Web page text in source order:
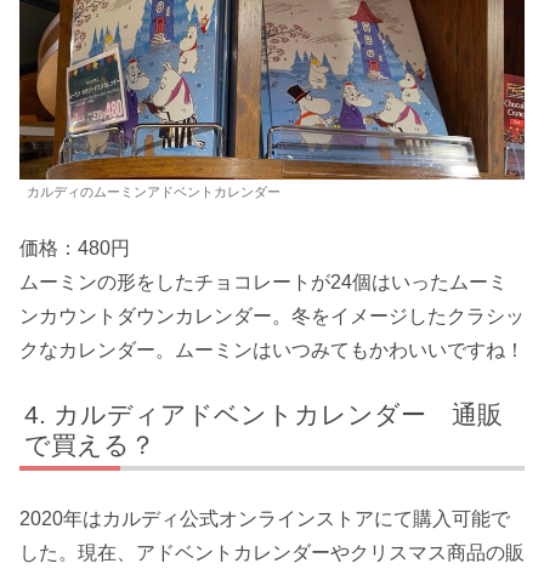
カルディのムーミンアドベントカレンダー
価格：480円
ムーミンの形をしたチョコレートが24個はいったムーミ
ンカウントダウンカレンダー。冬をイメージしたクラシッ
クなカレンダー。ムーミンはいつみてもかわいいですね！
カルディアドベントカレンダー 通販
で買える？
2020年はカルディ公式オンラインストアにて購入可能で
した。現在、アドベントカレンダーやクリスマス商品の販